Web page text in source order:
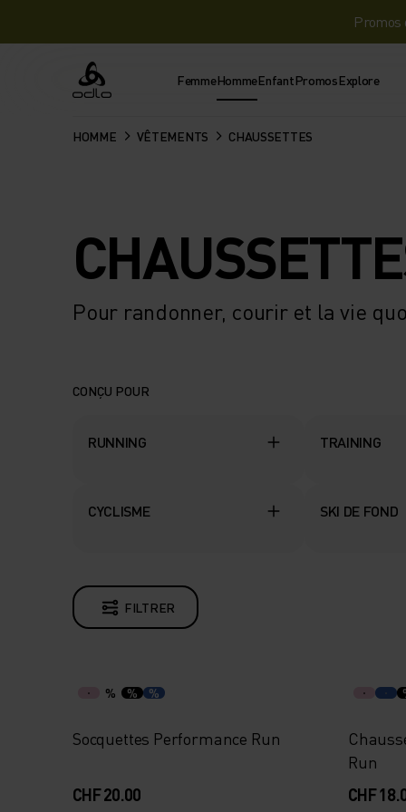
Promos
Odlo FemmeHommeEnfantPromosExplore
HOMME VÊTEMENTS CHAUSSETTES
Pour randonner, courir et la vie
CONÇU POUR
RUNNING TRAINING
CYCLISME SKI DE FOND
FILTRER
% % %
Socquettes Performance Run
CHF 20.00
Run
CHF